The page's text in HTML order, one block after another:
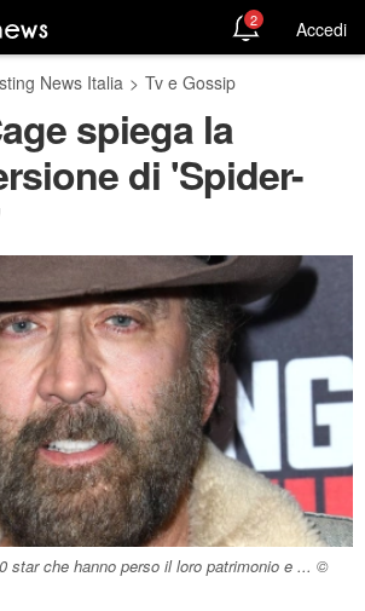
2 Accedi
News Italia > Tv e Gossip
spiega la
di 'Spider-
star che hanno perso il loro patrimonio e ... ©